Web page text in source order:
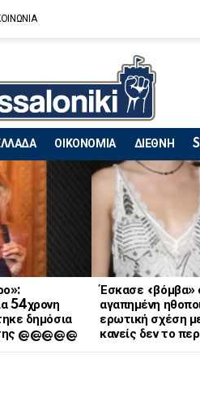
ΟΙΚΟΝΟΜΙΑ ΔΙΕΘΝΗ
54χρονη
δημόσια
@@@@@
Έσκασε
αγαπημένη
ερωτική σχέση
κανείς δεν το